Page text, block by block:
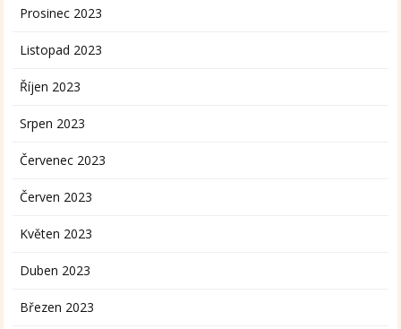
Prosinec 2023
Listopad 2023
Říjen 2023
Srpen 2023
Červenec 2023
Červen 2023
Květen 2023
Duben 2023
Březen 2023